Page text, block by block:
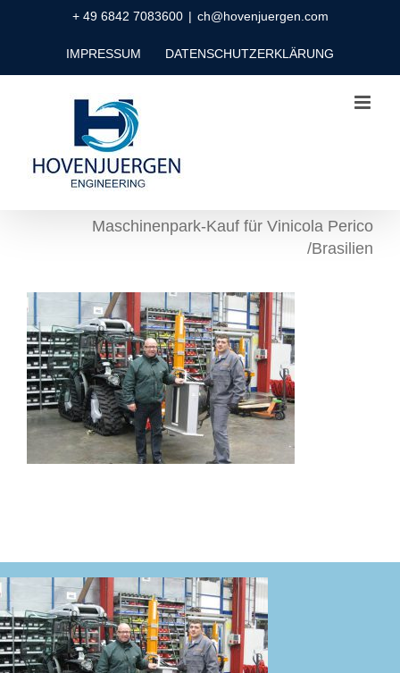
+ 49 6842 7083600 | ch@hovenjuergen.com
IMPRESSUM DATENSCHUTZERKLÄRUNG
Maschinenpark-Kauf für Vinicola Perico
/Brasilien